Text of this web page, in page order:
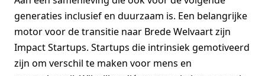
generaties inclusief en duurzaam is. Een belangrijke
motor voor de transitie naar Brede Welvaart zijn
Impact Startups. Startups die intrinsiek gemotiveerd
zijn om verschil te maken voor mens en